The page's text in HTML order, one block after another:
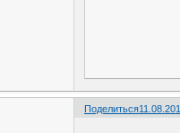
Поделиться